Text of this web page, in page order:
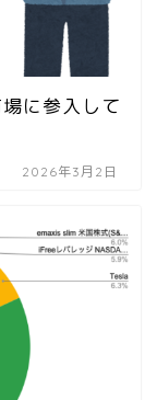
に参入して
2026年3月2日